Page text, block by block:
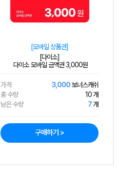
[모바일 상품권]
[다이소]
다이소 모바일 금액권 3,000원
가격 3,000 보너스캐쉬
총 수량
10 개
남은 수량
7개
구매하기 >